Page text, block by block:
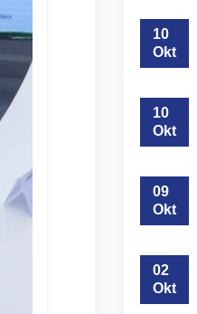
10
Okt
10
Okt
09
Okt
02
Okt